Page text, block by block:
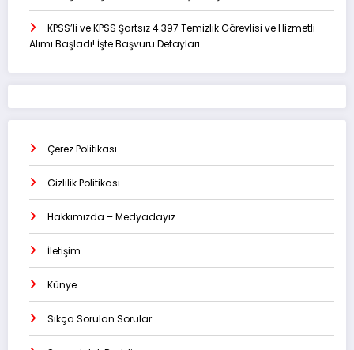
KPSS’li ve KPSS Şartsız 4.397 Temizlik Görevlisi ve Hizmetli
Alımı Başladı! İşte Başvuru Detayları
Çerez Politikası
Gizlilik Politikası
Hakkımızda – Medyadayız
İletişim
Künye
Sıkça Sorulan Sorular